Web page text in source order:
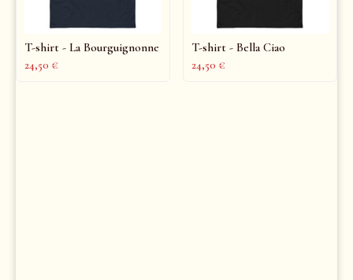
T-shirt - La Bourguignonne
24,50 €
T-shirt - Bella Ciao
24,50 €